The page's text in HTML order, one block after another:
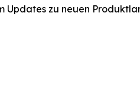
Updates zu neuen